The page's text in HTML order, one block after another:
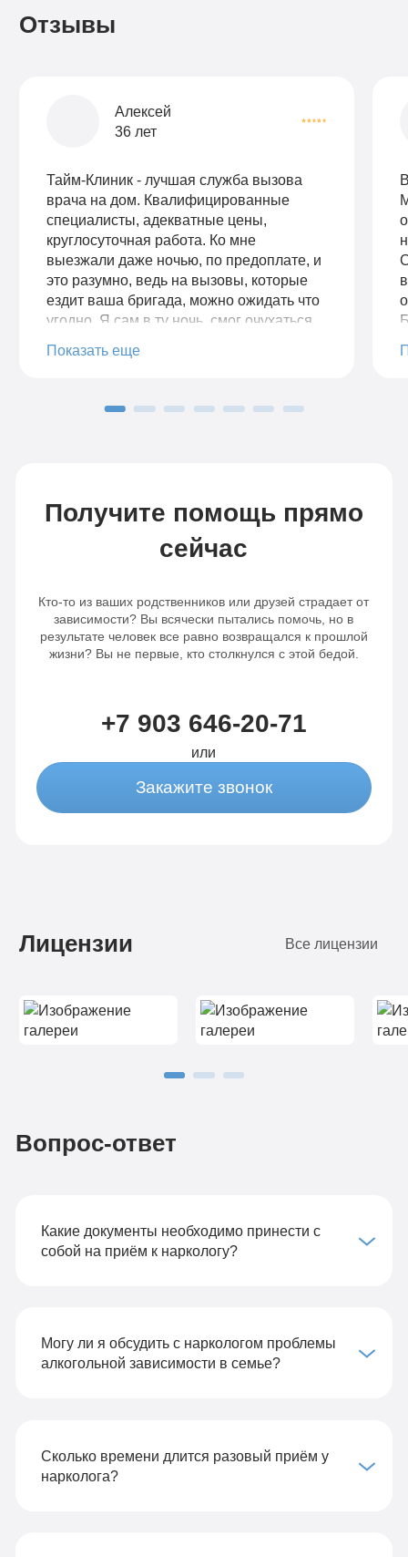
Отзывы
Алексей
36 лет
Тайм-Клиник - лучшая служба вызова
врача на дом. Квалифицированные
специалисты, адекватные цены,
круглосуточная работа. Ко мне
выезжали даже ночью, по предоплате, и
это разумно, ведь на вызовы, которые
ездит ваша бригада, можно ожидать что
угодно. Я сам в ту ночь, смог очухаться
Бригада не уезжала, а дозванивалась до
Показать еще
Получите помощь прямо
сейчас
Кто-то из ваших родственников или друзей страдает от
зависимости? Вы всячески пытались помочь, но в
результате человек все равно возвращался к прошлой
жизни? Вы не первые, кто столкнулся с этой бедой.
+7 903 646-20-71
или
Закажите звонок
Лицензии Все лицензии
Вопрос-ответ
Какие документы необходимо принести с
собой на приём к наркологу?
Могу ли я обсудить с наркологом проблемы
алкогольной зависимости в семье?
Сколько времени длится разовый приём у
нарколога?